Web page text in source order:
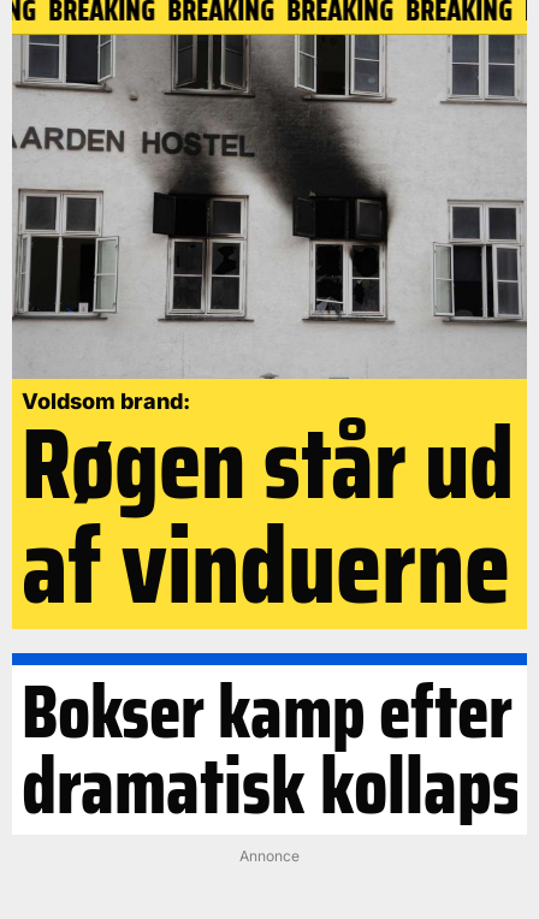
BREAKING BREAKING BREAKING BREAKING
Voldsom brand:
Røgen står ud
af vinduerne
Bokser kamp efter
dramatisk kollaps
Annonce